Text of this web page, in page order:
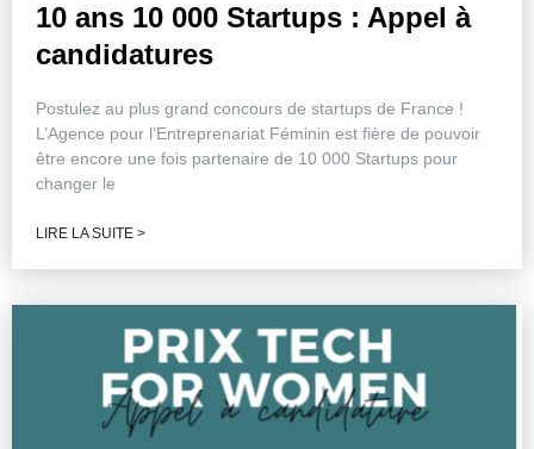
10 ans 10 000 Startups : Appel à
candidatures
Postulez au plus grand concours de startups de France !
L’Agence pour l’Entreprenariat Féminin est fière de pouvoir
être encore une fois partenaire de 10 000 Startups pour
changer le
LIRE LA SUITE >